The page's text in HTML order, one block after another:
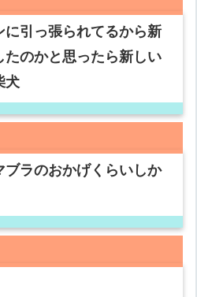
に引っ張られてるから新
たのかと思ったら新しい
犬
ブラのおかげくらいしか